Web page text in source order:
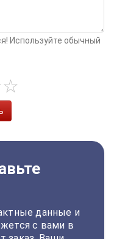
Используйте обычный
данные и
с вами в